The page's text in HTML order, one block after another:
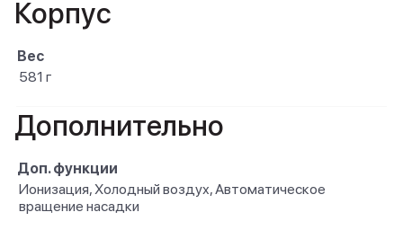
Корпус
Вес
581 г
Дополнительно
Доп. функции
Ионизация, Холодный воздух, Автоматическое
вращение насадки